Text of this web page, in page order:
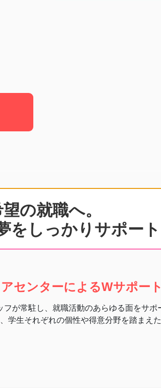
の就職へ。
をしっかりサポート
センターによるWサポート
が常駐し、就職活動のあらゆる面をサポ
学生それぞれの個性や得意分野を踏まえ